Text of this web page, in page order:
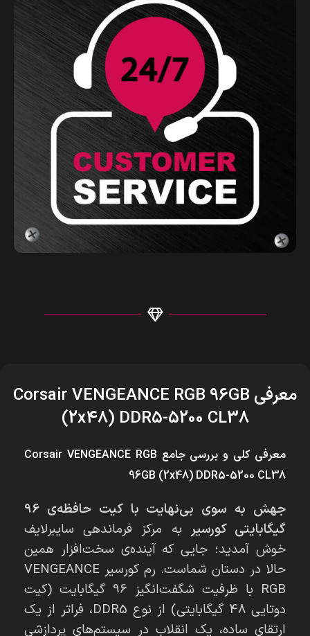
معرفی Corsair VENGEANCE RGB 96GB
(2x48) DDR5-5200 CL38
معرفی کلی و بررسی جامع Corsair VENGEANCE RGB
96GB (2x48) DDR5-5200 CL38
جهش به سوی بی‌نهایت با کیت حافظه‌ی 96
گیگابایتی کورسیر به مرکز فرماندهی سایبرلایف
خوش آمدید؛ جایی که آینده‌ی سخت‌افزار همین
حالا در دستان شماست. رم کورسیر VENGEANCE
RGB با ظرفیت شگفت‌انگیز 96 گیگابایت (کیت
دوتایی 48 گیگابایتی) از نوع DDR5، فراتر از یک
ارتقای ساده، یک انقلاب در سیستم‌های پردازشی